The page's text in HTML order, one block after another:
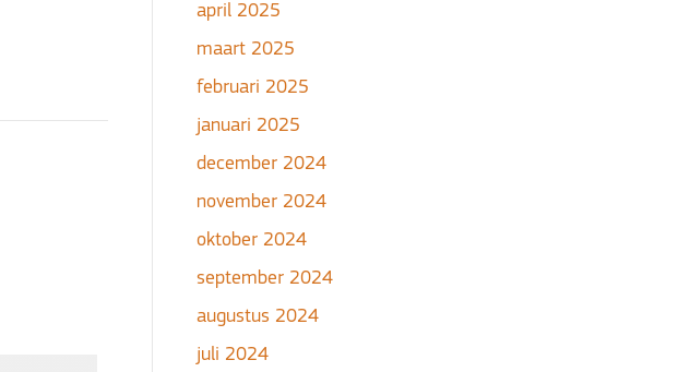
april 2025
maart 2025
februari 2025
januari 2025
december 2024
november 2024
oktober 2024
september 2024
augustus 2024
juli 2024